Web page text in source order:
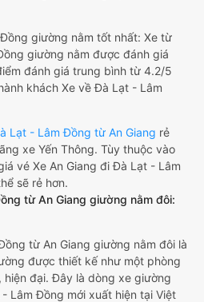
giường nằm tốt nhất: Xe từ
giường nằm được đánh giá
đánh giá trung bình từ 4.2/5
khách Xe về Đà Lạt - Lâm
Lạt - Lâm Đồng từ An Giang rẻ
xe Yến Thông. Tùy thuộc vào
vé Xe An Giang đi Đà Lạt - Lâm
sẽ rẻ hơn.
từ An Giang giường nằm đôi:
từ An Giang giường nằm đôi là
được thiết kế như một phòng
hiện đại. Đây là dòng xe giường
Lâm Đồng mới xuất hiện tại Việt